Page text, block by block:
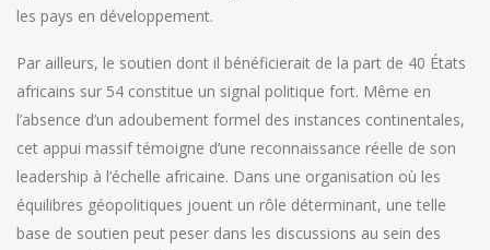
les pays en développement.
Par ailleurs, le soutien dont il bénéficierait de la part de 40 États
africains sur 54 constitue un signal politique fort. Même en
l’absence d’un adoubement formel des instances continentales,
cet appui massif témoigne d’une reconnaissance réelle de son
leadership à l’échelle africaine. Dans une organisation où les
équilibres géopolitiques jouent un rôle déterminant, une telle
base de soutien peut peser dans les discussions au sein des